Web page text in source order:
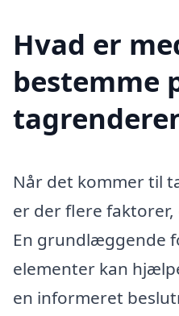
Hvad er
bestemme
Når det kommer til
er der flere
En grundlæggende
elementer kan
en informeret